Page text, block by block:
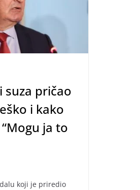
suza pričao
i kako
ja to
koji je priredio